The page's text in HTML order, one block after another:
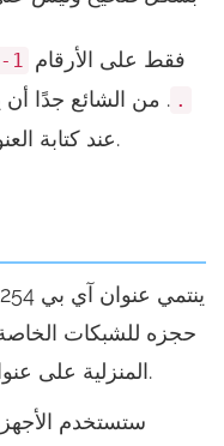
سوف تحتوي عناوين IP فقط على الأرقام 1-9
.
كحرف O ورقم 1 كحرف I أو l عند كتابة العنوان.
حجزه للشبكات
المنزلية على عنوان مشابه، مع اختلاف الرقم الأخير.
ستستخدم